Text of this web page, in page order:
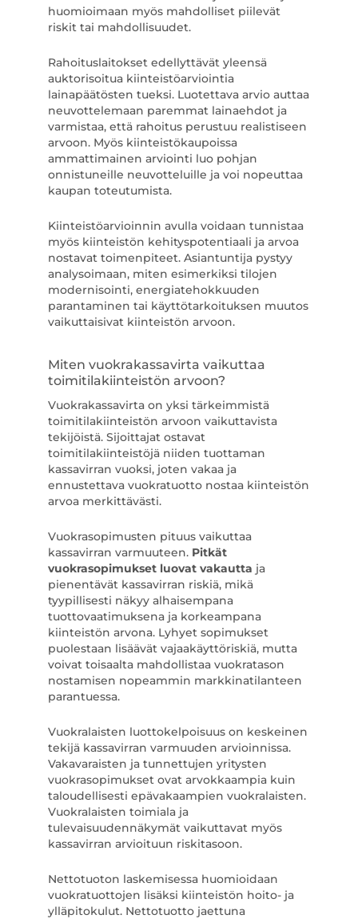
huomioimaan myös mahdolliset piilevät
riskit tai mahdollisuudet.
Rahoituslaitokset edellyttävät yleensä
auktorisoitua kiinteistöarviointia
lainapäätösten tueksi. Luotettava arvio auttaa
neuvottelemaan paremmat lainaehdot ja
varmistaa, että rahoitus perustuu realistiseen
arvoon. Myös kiinteistökaupoissa
ammattimainen arviointi luo pohjan
onnistuneille neuvotteluille ja voi nopeuttaa
kaupan toteutumista.
Kiinteistöarvioinnin avulla voidaan tunnistaa
myös kiinteistön kehityspotentiaali ja arvoa
nostavat toimenpiteet. Asiantuntija pystyy
analysoimaan, miten esimerkiksi tilojen
modernisointi, energiatehokkuuden
parantaminen tai käyttötarkoituksen muutos
vaikuttaisivat kiinteistön arvoon.
Miten vuokrakassavirta vaikuttaa
toimitilakiinteistön arvoon?
Vuokrakassavirta on yksi tärkeimmistä
toimitilakiinteistön arvoon vaikuttavista
tekijöistä. Sijoittajat ostavat
toimitilakiinteistöjä niiden tuottaman
kassavirran vuoksi, joten vakaa ja
ennustettava vuokratuotto nostaa kiinteistön
arvoa merkittävästi.
Vuokrasopimusten pituus vaikuttaa
kassavirran varmuuteen. Pitkät
vuokrasopimukset luovat vakautta ja
pienentävät kassavirran riskiä, mikä
tyypillisesti näkyy alhaisempana
tuottovaatimuksena ja korkeampana
kiinteistön arvona. Lyhyet sopimukset
puolestaan lisäävät vajaakäyttöriskiä, mutta
voivat toisaalta mahdollistaa vuokratason
nostamisen nopeammin markkinatilanteen
parantuessa.
Vuokralaisten luottokelpoisuus on keskeinen
tekijä kassavirran varmuuden arvioinnissa.
Vakavaraisten ja tunnettujen yritysten
vuokrasopimukset ovat arvokkaampia kuin
taloudellisesti epävakaampien vuokralaisten.
Vuokralaisten toimiala ja
tulevaisuudennäkymät vaikuttavat myös
kassavirran arvioituun riskitasoon.
Nettotuoton laskemisessa huomioidaan
vuokratuottojen lisäksi kiinteistön hoito- ja
ylläpitokulut. Nettotuotto jaettuna